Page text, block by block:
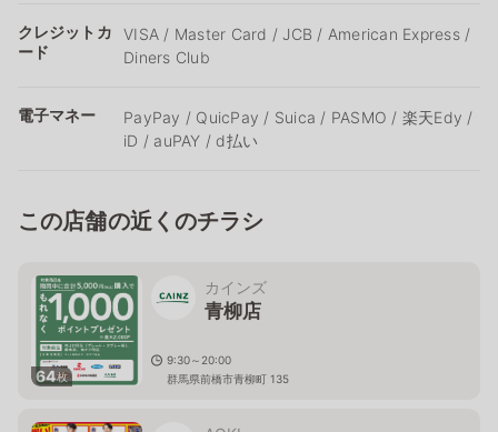
クレジットカ
ード
VISA / Master Card / JCB / American Express /
Diners Club
電子マネー
PayPay / QuicPay / Suica / PASMO / 楽天Edy /
iD / auPAY / d払い
この店舗の近くのチラシ
64枚
カインズ
青柳店
9:30～20:00
群馬県前橋市青柳町 135